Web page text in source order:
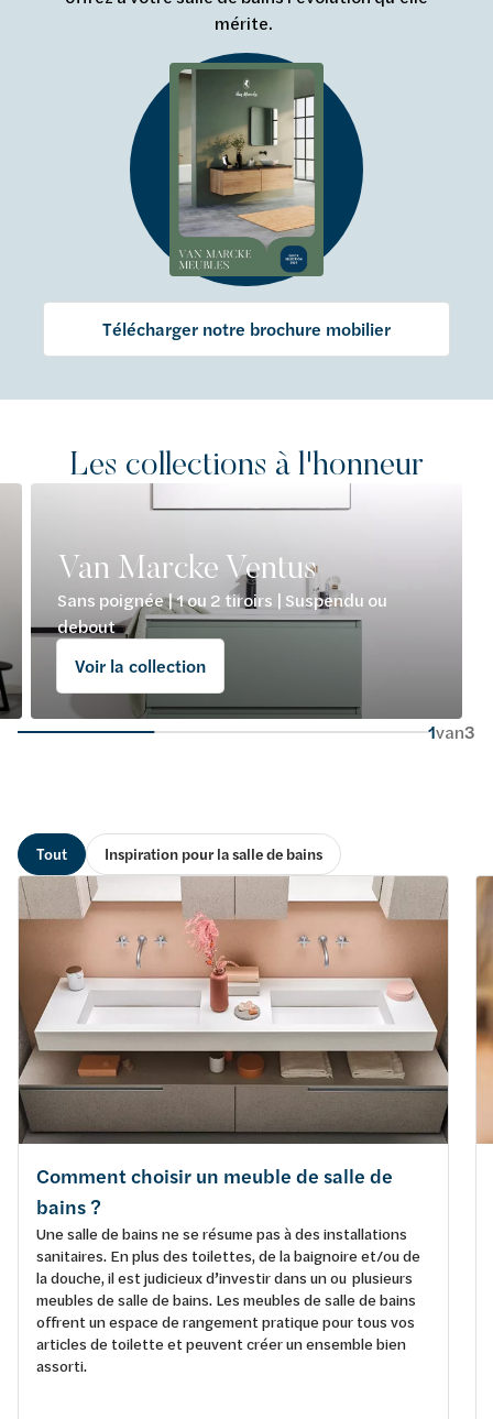
mérite.
Télécharger notre brochure mobilier
Les collections à l'honneur
Van Marcke Ventus
Sans poignée | 1 ou 2 tiroirs | Suspendu ou
debout
Voir la collection
1van3
Tout Inspiration pour la salle de bains
Comment choisir un meuble de salle de
bains ?
Une salle de bains ne se résume pas à des installations
sanitaires. En plus des toilettes, de la baignoire et/ou de
la douche, il est judicieux d’investir dans un ou plusieurs
meubles de salle de bains. Les meubles de salle de bains
offrent un espace de rangement pratique pour tous vos
articles de toilette et peuvent créer un ensemble bien
assorti.